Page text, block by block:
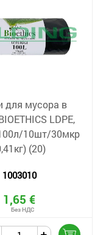
для мусора в
LDPE,
10шт/30мкр
(20)
1003010
1,65 €